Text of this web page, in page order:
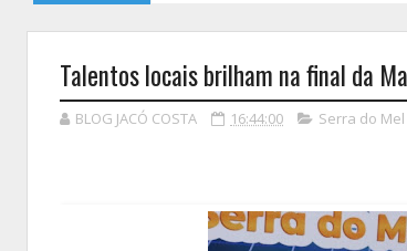
Talentos locais brilham na final da
BLOG JACÓ COSTA 16:44:00 Serra do Mel